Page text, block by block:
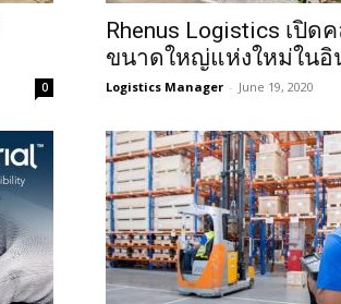
0
Rhenus Logistics เปิด
ขนาดใหญ่แห่งใหม่ในอิ
Logistics Manager - June 19, 2020